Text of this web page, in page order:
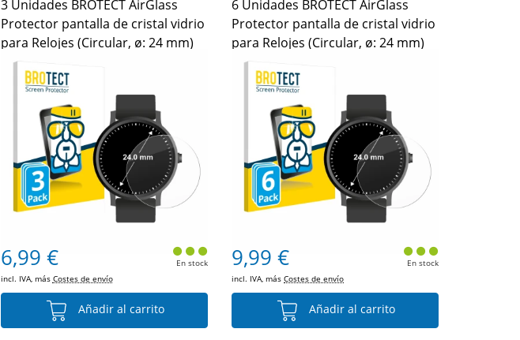
3 Unidades BROTECT AirGlass
Protector pantalla de cristal vidrio
para Relojes (Circular, ø: 24 mm)
6,99 €
incl. IVA, más Costes de envío
En stock
Añadir al carrito
6 Unidades BROTECT AirGlass
Protector pantalla de cristal vidrio
para Relojes (Circular, ø: 24 mm)
9,99 €
incl. IVA, másCostes de envío
En stock
Añadir al carrito